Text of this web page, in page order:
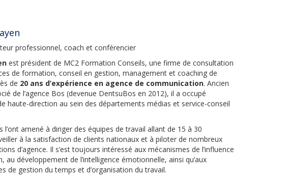
professionnel, coach et conférencier
est président de MC2 Formation Conseils, une firme de consultation
de formation, conseil en gestion, management et coaching de
de 20 ans d’expérience en agence de communication. Ancien
de l’agence Bos (devenue DentsuBos en 2012), il a occupé
haute-direction au sein des départements médias et service-conseil
l’ont amené à diriger des équipes de travail allant de 15 à 30
à la satisfaction de clients nationaux et à piloter de nombreux
d’agence. Il s’est toujours intéressé aux mécanismes de l’influence
au développement de l’intelligence émotionnelle, ainsi qu’aux
de gestion du temps et d’organisation du travail.